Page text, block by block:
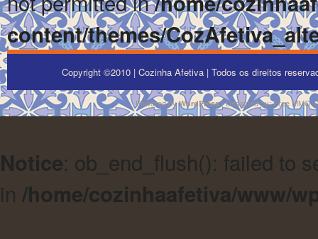
content/themes/
Copyright ©2010 | Cozinha Afetiva | Todos os direitos
Powered byWordPress| Designed by:Free MMO
Notice: ob_end_flush(): failed to
in /home/cozinhaafetiva/www/